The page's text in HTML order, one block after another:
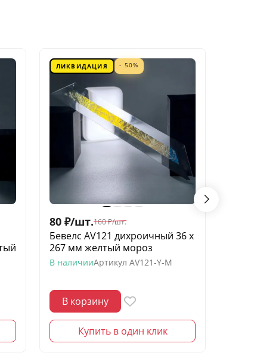
ЛИКВИДАЦИЯ - 50%
80 ₽/шт.160 ₽/шт.
Бевелс AV121 дихроичный 36 х
267 мм желтый мороз
В наличииАртикул AV121-Y-M
В корзину
Купить в один клик